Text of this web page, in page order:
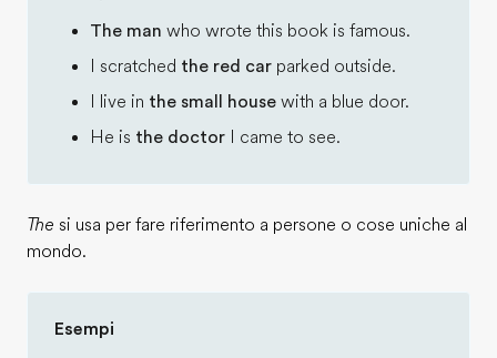
The man who wrote this book is famous.
I scratched the red car parked outside.
I live in the small house with a blue door.
He is the doctor I came to see.
The si usa per fare riferimento a persone o cose uniche al
mondo.
Esempi